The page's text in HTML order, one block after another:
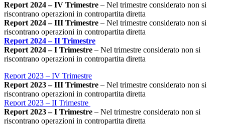
Report 2024 – IV Trimestre – Nel trimestre considerato non si
riscontrano operazioni in contropartita diretta
Report 2024 – III Trimestre – Nel trimestre considerato non si
riscontrano operazioni in contropartita diretta
Report 2024 – II Trimestre
Report 2024 – I Trimestre – Nel trimestre considerato non si
riscontrano operazioni in contropartita diretta
Report 2023 – IV Trimestre
Report 2023 – III Trimestre – Nel trimestre considerato non si
riscontrano operazioni in contropartita diretta
Report 2023 – II Trimestre
Report 2023 – I Trimestre – Nel trimestre considerato non si
riscontrano operazioni in contropartita diretta